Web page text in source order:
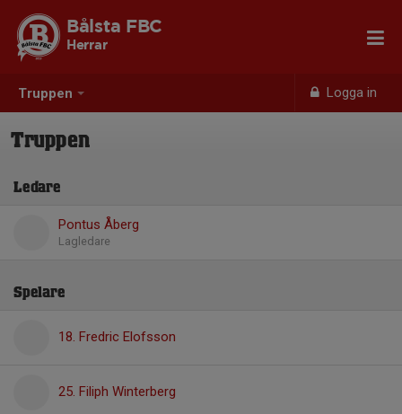
Truppen Logga in
Bålsta FBC
Herrar
Truppen
Ledare
Pontus Åberg
Lagledare
Spelare
18. Fredric Elofsson
25. Filiph Winterberg